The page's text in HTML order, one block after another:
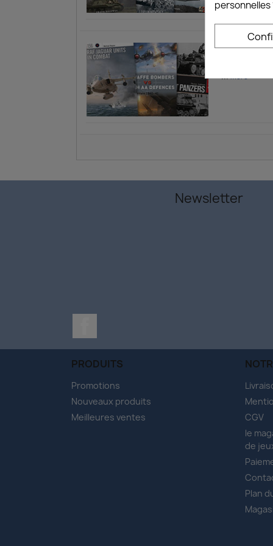
Osprey
...more
Newsletter
PRODUITS
Promotions
Nouveaux produits
Meilleures ventes
CGV
le
de
Plan
personnelles